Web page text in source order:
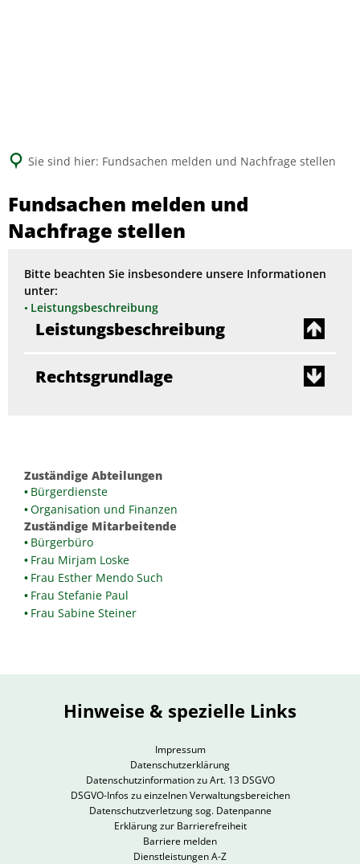
Sie sind hier: Fundsachen melden und Nachfrage stellen
Fundsachen melden und
Nachfrage stellen
Bitte beachten Sie insbesondere unsere Informationen
unter:
Leistungsbeschreibung
Leistungsbeschreibung
Rechtsgrundlage
Zuständige Abteilungen
Bürgerdienste
Organisation und Finanzen
Zuständige Mitarbeitende
Bürgerbüro
Frau Mirjam Loske
Frau Esther Mendo Such
Frau Stefanie Paul
Frau Sabine Steiner
Hinweise & spezielle Links
Impressum
Datenschutzerklärung
Datenschutzinformation zu Art. 13 DSGVO
DSGVO-Infos zu einzelnen Verwaltungsbereichen
Datenschutzverletzung sog. Datenpanne
Erklärung zur Barrierefreiheit
Barriere melden
Dienstleistungen A-Z